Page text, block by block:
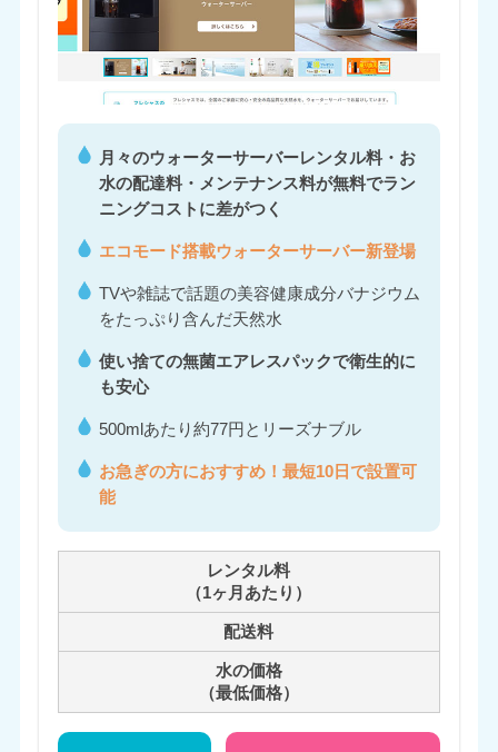
月々のウォーターサーバーレンタル料・お
水の配達料・メンテナンス料が無料でラン
ニングコストに差がつく
エコモード搭載ウォーターサーバー新登場
TVや雑誌で話題の美容健康成分バナジウム
をたっぷり含んだ天然水
使い捨ての無菌エアレスパックで衛生的に
も安心
500mlあたり約77円とリーズナブル
お急ぎの方におすすめ！最短10日で設置可
能
レンタル料
（1ヶ月あたり）
配送料
水の価格
（最低価格）